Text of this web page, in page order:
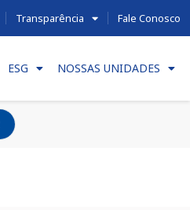
Transparência Fale Conosco
ESG NOSSAS UNIDADES